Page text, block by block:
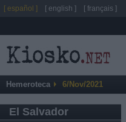
Hemeroteca 6/Nov/2021
El Salvador
[ español ] [ english ] [ français ]